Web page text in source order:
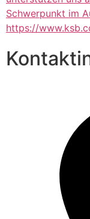
Schwerpunkt im
https://